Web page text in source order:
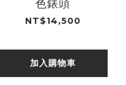
色錶頭
NT$14,500
加入購物車